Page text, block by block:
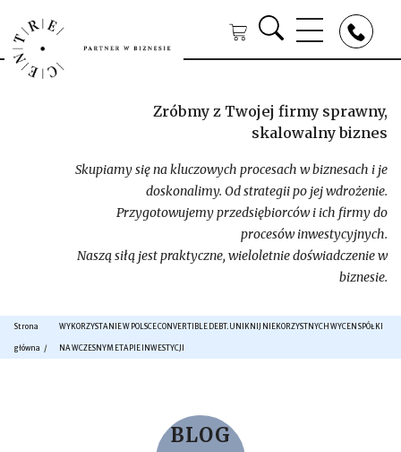
Zróbmy z Twojej firmy sprawny,
skalowalny biznes
Skupiamy się na kluczowych procesach w biznesach i je
doskonalimy. Od strategii po jej wdrożenie.
Przygotowujemy przedsiębiorców i ich firmy do
procesów inwestycyjnych.
Naszą siłą jest praktyczne, wieloletnie doświadczenie w
biznesie.
Strona
główna
WYKORZYSTANIE W POLSCE CONVERTIBLE DEBT. UNIKNIJ NIEKORZYSTNYCH WYCEN SPÓŁKI
NA WCZESNYM ETAPIE INWESTYCJI
BLOG